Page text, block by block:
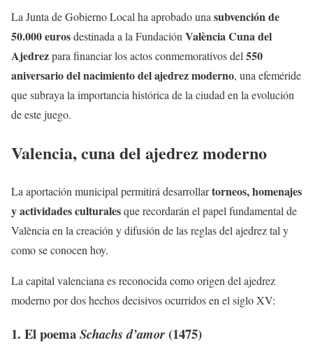
La Junta de Gobierno Local ha aprobado una subvención de
50.000 eurosdestinada a la Fundación València Cuna del
Ajedrezpara financiar los actos conmemorativos del 550
aniversario del nacimiento del ajedrez moderno, una efeméride
que subraya la importancia histórica de la ciudad en la evolución
de este juego.
Valencia, cuna del ajedrez moderno
La aportación municipal permitirá desarrollartorneos, homenajes
y actividades culturalesque recordarán el papel fundamental de
València en la creación y difusión de las reglas del ajedrez tal y
como se conocen hoy.
La capital valenciana es reconocida como origen del ajedrez
moderno por dos hechos decisivos ocurridos en el siglo XV:
1. El poemaSchachs d’amor(1475)